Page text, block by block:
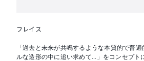
フレイス
「過去と未来が共鳴するような本質的で普
ルな造形の中に追い求めて...」をコンセプト